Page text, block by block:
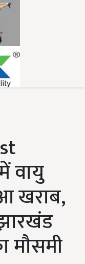
वायु
खराब,
मौसमी